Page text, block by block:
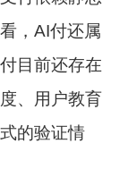
，AI付还属
目前还存在
、用户教育
的验证情